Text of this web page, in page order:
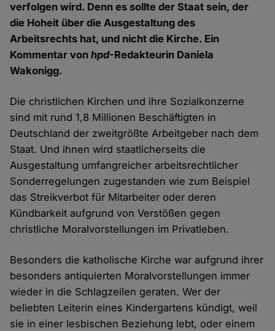
verfolgen wird. Denn es sollte der Staat sein, der
die Hoheit über die Ausgestaltung des
Arbeitsrechts hat, und nicht die Kirche. Ein
Kommentar vonhpd-Redakteurin Daniela
Wakonigg.
Die christlichen Kirchen und ihre Sozialkonzerne
sind mit rund 1,8 Millionen Beschäftigten in
Deutschland der zweitgrößte Arbeitgeber nach dem
Staat. Und ihnen wird staatlicherseits die
Ausgestaltung umfangreicher arbeitsrechtlicher
Sonderregelungen zugestanden wie zum Beispiel
das Streikverbot für Mitarbeiter oder deren
Kündbarkeit aufgrund von Verstößen gegen
christliche Moralvorstellungen im Privatleben.
Besonders die katholische Kirche war aufgrund ihrer
besonders antiquierten Moralvorstellungen immer
wieder in die Schlagzeilen geraten. Wer der
beliebten Leiterin eines Kindergartens kündigt, weil
sie in einer lesbischen Beziehung lebt, oder einem